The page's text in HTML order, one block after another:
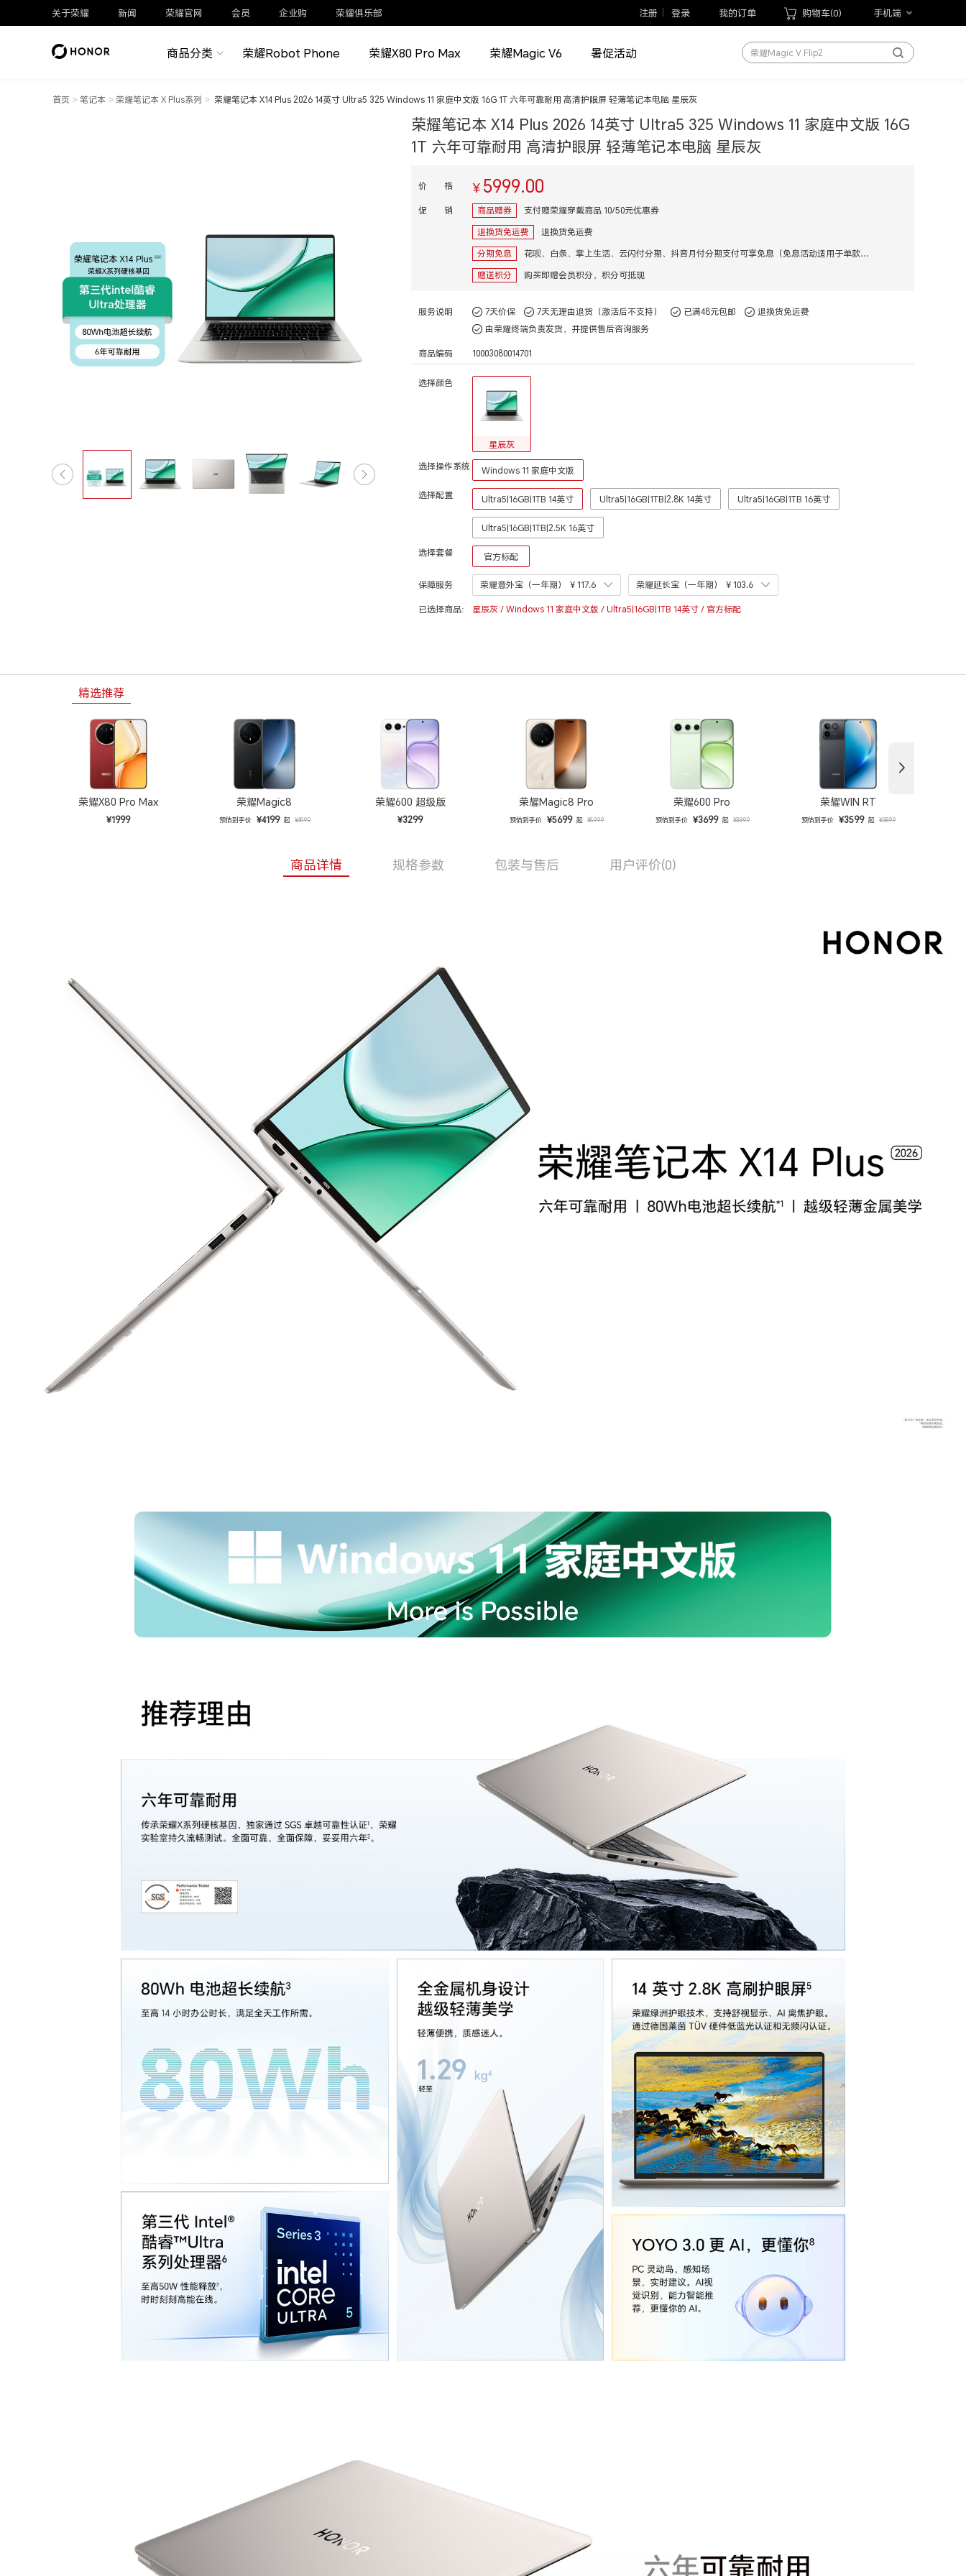
关于荣耀 新闻 荣耀官网 会员 企业购 荣耀俱乐部 注册 登录 我的订单 购物车(0) 手机端
商品分类 荣耀Robot Phone 荣耀X80 Pro Max 荣耀Magic V6 暑促活动
荣耀X70
荣耀Magic V Flip2
荣耀MagicBook Pro 14 2026
荣耀平板20
手环
荣耀Magic V6
首页 > 笔记本 > 荣耀笔记本 X Plus系列 > 荣耀笔记本 X14 Plus 2026 14英寸 Ultra5 325 Windows 11 家庭中文版 16G 1T 六年可靠耐用 高清护眼屏 轻薄笔记本电脑 星辰灰
荣耀笔记本 X14 Plus 2026 14英寸 Ultra5 325 Windows 11 家庭中文版 16G
1T 六年可靠耐用 高清护眼屏 轻薄笔记本电脑 星辰灰
价 格 ¥ 5999.00
促 销 商品赠券
支付赠荣耀穿戴商品 10/50元优惠券
退换货免运费
退换货免运费
分期免息
花呗、白条、掌上生活、云闪付分期、抖音月付分期支付可享免息（免息活动适用于单款免息商品订单，含多款商品订单仅在免息活动一致时可享用）
赠送积分
购买即赠会员积分，积分可抵现
服务说明 7天价保 7天无理由退货（激活后不支持） 已满48元包邮
退换货免运费
由荣耀终端负责发货，并提供售后咨询服务
商品编码 10003080014701
选择颜色
星辰灰
选择操作系统
Windows 11 家庭中文版
选择配置 Ultra5|16GB|1TB 14英寸 Ultra5|16GB|1TB|2.8K 14英寸 Ultra5|16GB|1TB 16英寸
Ultra5|16GB|1TB|2.5K 16英寸
选择套餐 官方标配
保障服务 荣耀意外宝（一年期） ￥117.6 荣耀延长宝（一年期） ￥103.6
已选择商品: 星辰灰 / Windows 11 家庭中文版 / Ultra5|16GB|1TB 14英寸 / 官方标配
精选推荐
荣耀X80 Pro Max
¥1999
荣耀Magic8
预估到手价 ¥4199 起 ¥4999
荣耀600 超级版
¥3299
荣耀Magic8 Pro
预估到手价 ¥5699 起 ¥5999
荣耀600 Pro
预估到手价 ¥3699 起 ¥3899
荣耀WIN RT
预估到手价 ¥3599 起 ¥3899
商品详情 规格参数 包装与售后 用户评价(0)